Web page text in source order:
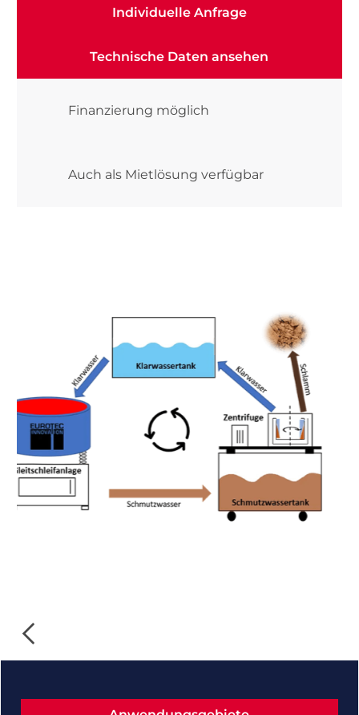
Individuelle Anfrage
Technische Daten ansehen
Finanzierung möglich
Auch als Mietlösung verfügbar